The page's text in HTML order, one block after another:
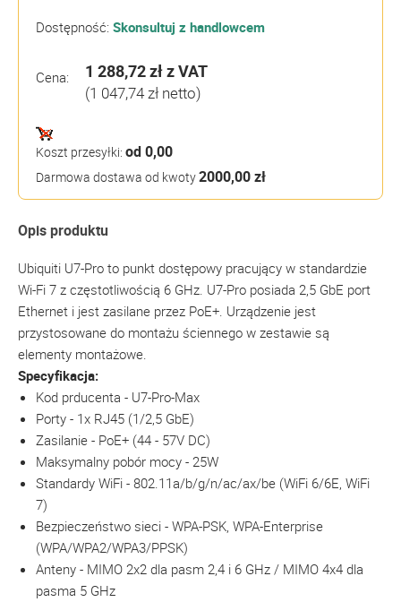
Dostępność: Skonsultuj z handlowcem
Cena: 1 288,72 złz VAT
(1 047,74 zł netto)
Koszt przesyłki: od 0,00
Darmowa dostawa od kwoty2000,00 zł
Opis produktu
Ubiquiti U7-Pro to punkt dostępowy pracujący w standardzie
Wi-Fi 7 z częstotliwością 6 GHz. U7-Pro posiada 2,5 GbE port
Ethernet i jest zasilane przez PoE+. Urządzenie jest
przystosowane do montażu ściennego w zestawie są
elementy montażowe.
Specyfikacja:
Kod prducenta - U7-Pro-Max
Porty - 1x RJ45 (1/2,5 GbE)
Zasilanie - PoE+ (44 - 57V DC)
Maksymalny pobór mocy - 25W
Standardy WiFi - 802.11a/b/g/n/ac/ax/be (WiFi 6/6E, WiFi
7)
Bezpieczeństwo sieci - WPA-PSK, WPA-Enterprise
(WPA/WPA2/WPA3/PPSK)
Anteny - MIMO 2x2 dla pasm 2,4 i 6 GHz / MIMO 4x4 dla
pasma 5 GHz